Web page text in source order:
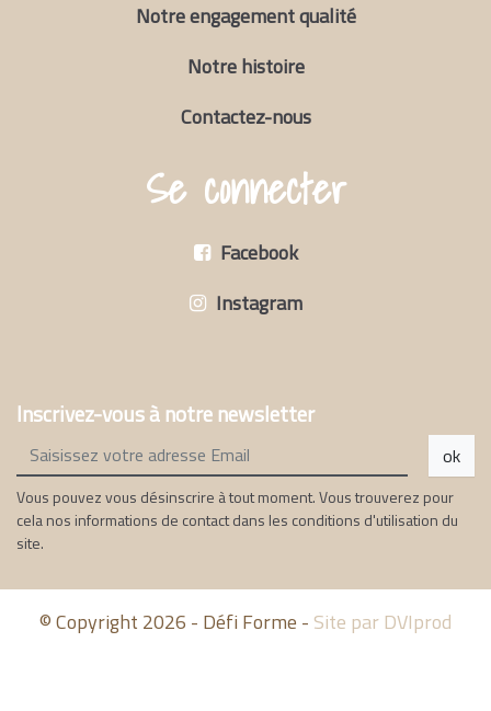
Notre engagement qualité
Notre histoire
Contactez-nous
Se connecter
Facebook
Instagram
Inscrivez-vous à notre newsletter
ok
Vous pouvez vous désinscrire à tout moment. Vous trouverez pour
cela nos informations de contact dans les conditions d'utilisation du
site.
© Copyright 2026 - Défi Forme - Site par DVIprod